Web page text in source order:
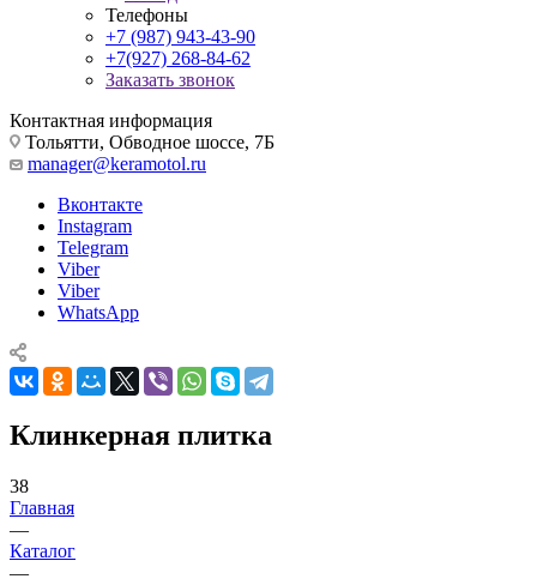
Телефоны
+7 (987) 943-43-90
+7(927) 268-84-62
Заказать звонок
Контактная информация
Тольятти, Обводное шоссе, 7Б
manager@keramotol.ru
Вконтакте
Instagram
Telegram
Viber
Viber
WhatsApp
Клинкерная плитка
38
Главная
—
Каталог
—